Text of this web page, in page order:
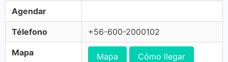
Agendar
Télefono +56-600-2000102
Mapa Mapa Cómo llegar